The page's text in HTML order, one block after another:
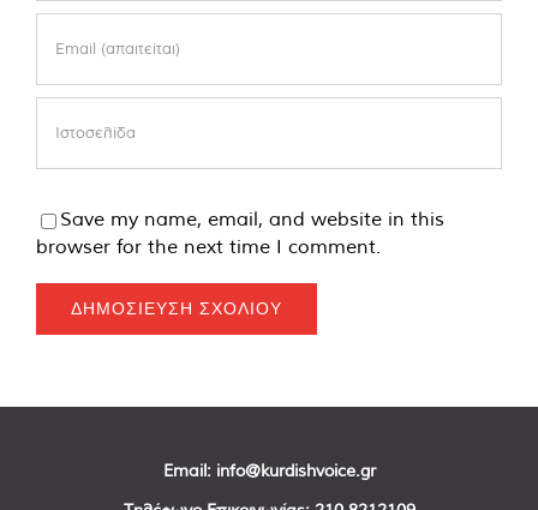
Save my name, email, and website in this
browser for the next time I comment.
Email: info@kurdishvoice.gr